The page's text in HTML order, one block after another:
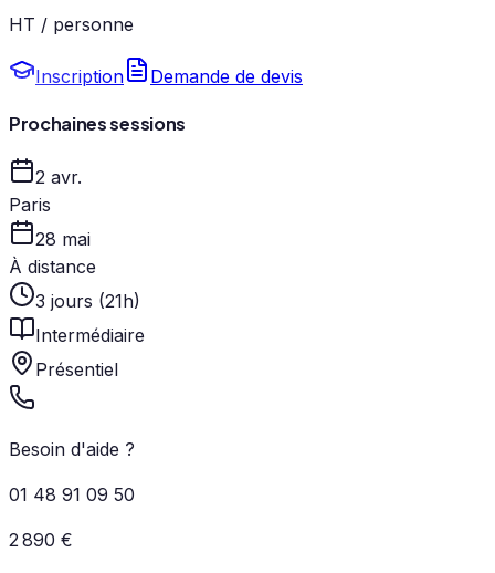
HT / personne
Inscription Demande de devis
Prochaines sessions
2 avr.
Paris
28 mai
À distance
3 jours (21h)
Intermédiaire
Présentiel
Besoin d'aide ?
01 48 91 09 50
2 890 €